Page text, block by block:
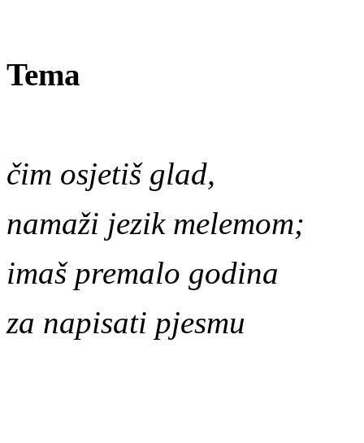
Tema
čim osjetiš glad,
namaži jezik melemom;
imaš premalo godina
za napisati pjesmu